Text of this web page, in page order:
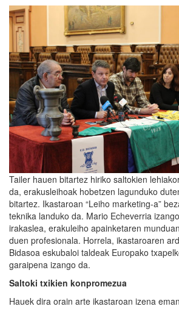
Tailer hauen bitartez hiriko saltokien
da, erakusleihoak hobetzen lagunduko
bitartez. Ikastaroan “Leiho marketing-a”
teknika landuko da. Mario Echeverria
irakaslea, erakuleiho apainketaren
duen profesionala. Horrela, ikastaroaren
Bidasoa eskubaloi taldeak Europako
garaipena izango da.
Saltoki txikien konpromezua
Hauek dira orain arte ikastaroan izena